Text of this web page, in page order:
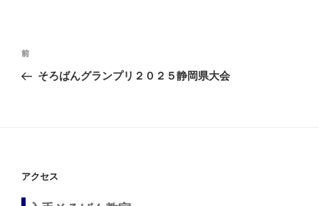
投
ナ
ョ
過
去
前
そろばんグランプリ２０２５静岡県大会
アクセス